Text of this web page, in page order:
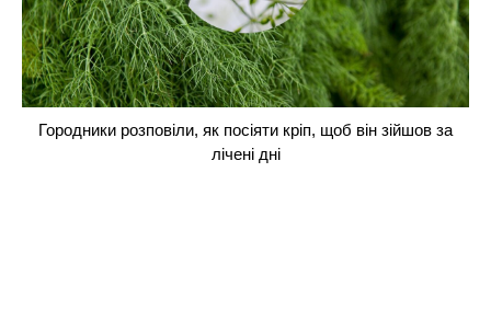
Городники розповіли, як посіяти кріп, щоб він зійшов за
лічені дні